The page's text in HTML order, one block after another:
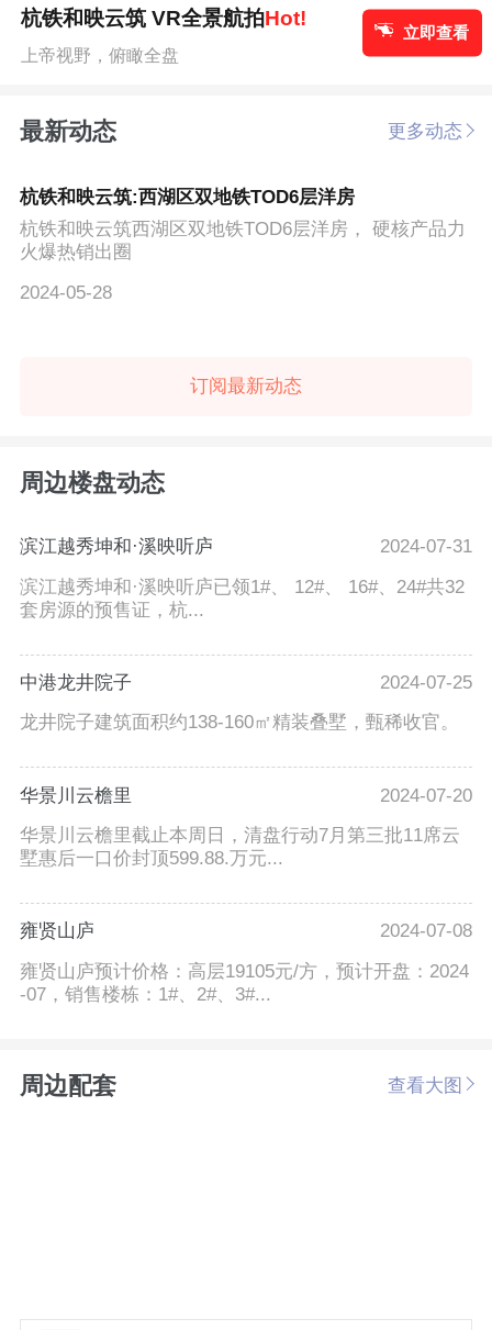
杭铁和映云筑 VR全景航拍Hot!
上帝视野，俯瞰全盘
立即查看
最新动态 更多动态
杭铁和映云筑:西湖区双地铁TOD6层洋房
杭铁和映云筑西湖区双地铁TOD6层洋房， 硬核产品力
火爆热销出圈
2024-05-28
订阅最新动态
周边楼盘动态
滨江越秀坤和·溪映听庐
2024-07-31
滨江越秀坤和·溪映听庐已领1#、 12#、 16#、24#共32
套房源的预售证，杭...
中港龙井院子
2024-07-25
龙井院子建筑面积约138-160㎡精装叠墅，甄稀收官。
华景川云檐里
2024-07-20
华景川云檐里截止本周日，清盘行动7月第三批11席云
墅惠后一口价封顶599.88.万元...
雍贤山庐
2024-07-08
雍贤山庐预计价格：高层19105元/方，预计开盘：2024
-07，销售楼栋：1#、2#、3#...
周边配套 查看大图